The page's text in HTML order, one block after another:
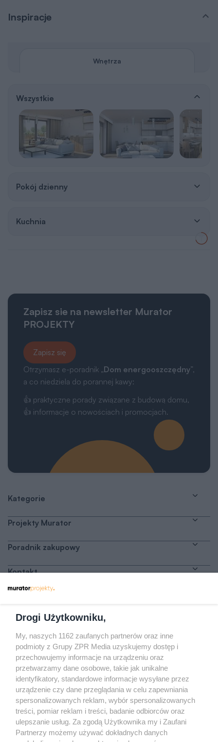
Inspiracje
Wnętrza
Wszystkie
Pokój dzienny
Kuchnia
Zapisz sie na newsletter Murator
PROJEKTY
Zapisz się
Otrzymasz e-poradnik „Dom energooszczędny”,
a co niedziela do porannej kawy:
👍 praktyczne porady związane z budową domu,
👍 informacje o nowościach i promocjach.
Kategorie
Projekty Murator
Poradnik zakupowy
Kontakt
Odwiedź grupę na Facebooku
Gdybym budował drugi raz - mądry Polak
przed budową
Forum Muratora
Drogi Użytkowniku,
My, naszych 1162 zaufanych partnerów oraz inne
podmioty z Grupy ZPR Media uzyskujemy dostęp i
przechowujemy informacje na urządzeniu oraz
przetwarzamy dane osobowe, takie jak unikalne
identyfikatory, standardowe informacje wysyłane przez
urządzenie czy dane przeglądania w celu zapewniania
spersonalizowanych reklam, wybór spersonalizowanych
treści, pomiar reklam i treści, badanie odbiorców oraz
ulepszanie usług. Za zgodą Użytkownika my i Zaufani
Partnerzy możemy używać dokładnych danych